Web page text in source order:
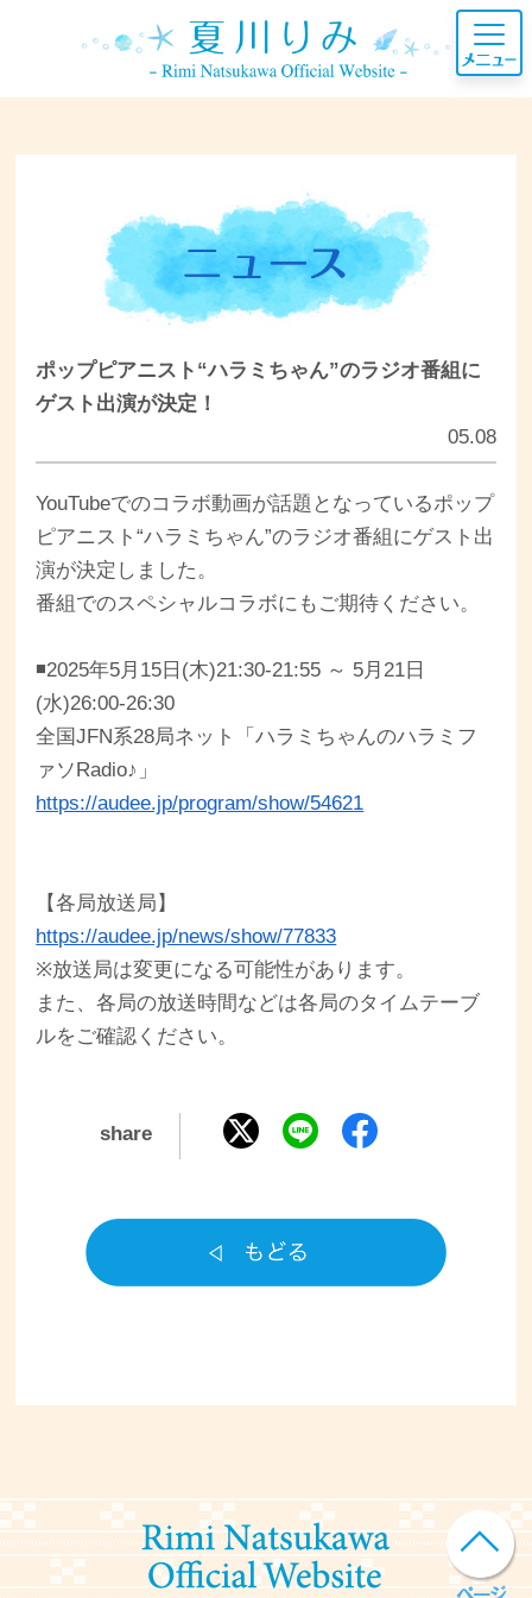
ポップピアニスト“ハラミちゃん”のラジオ番組に
ゲスト出演が決定！
05.08
YouTubeでのコラボ動画が話題となっているポップ
ピアニスト“ハラミちゃん”のラジオ番組にゲスト出
演が決定しました。
番組でのスペシャルコラボにもご期待ください。
◾️2025年5月15日(木)21:30-21:55 ～ 5月21日
(水)26:00-26:30
全国JFN系28局ネット「ハラミちゃんのハラミフ
ァソRadio♪」
https://audee.jp/program/show/54621
【各局放送局】
https://audee.jp/news/show/77833
※放送局は変更になる可能性があります。
また、各局の放送時間などは各局のタイムテーブ
ルをご確認ください。
share